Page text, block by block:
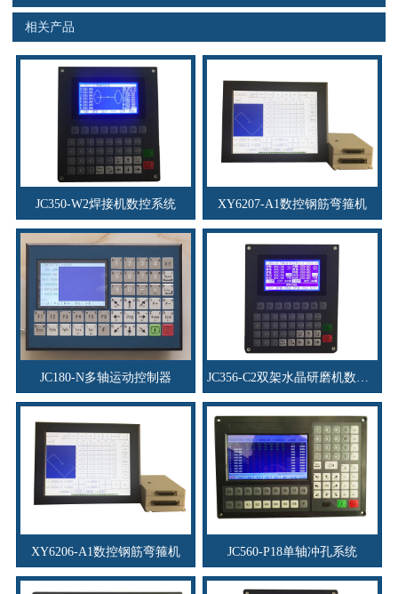
s
相关产品
JC350-W2焊接机数控系统 XY6207-A1数控钢筋弯箍机
JC180-N多轴运动控制器 JC356-C2双架水晶研磨机数控系统
XY6206-A1数控钢筋弯箍机 JC560-P18单轴冲孔系统